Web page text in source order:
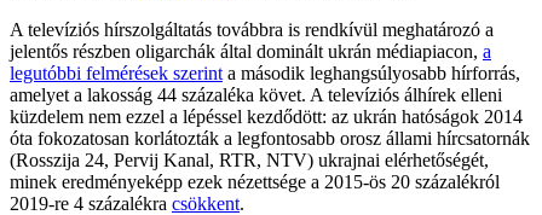
A televíziós hírszolgáltatás továbbra is rendkívül meghatározó a
jelentős részben oligarchák által dominált ukrán médiapiacon, a
legutóbbi felmérések szerint a második leghangsúlyosabb hírforrás,
amelyet a lakosság 44 százaléka követ. A televíziós álhírek elleni
küzdelem nem ezzel a lépéssel kezdődött: az ukrán hatóságok 2014
óta fokozatosan korlátozták a legfontosabb orosz állami hírcsatornák
(Rosszija 24, Pervij Kanal, RTR, NTV) ukrajnai elérhetőségét,
minek eredményeképp ezek nézettsége a 2015-ös 20 százalékról
2019-re 4 százalékra csökkent.